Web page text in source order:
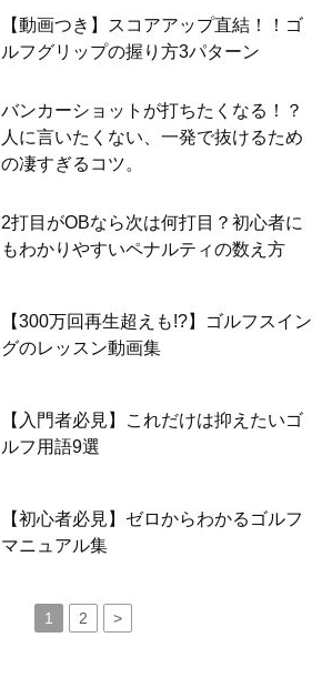
【動画つき】スコアアップ直結！！ゴ
ルフグリップの握り方3パターン
バンカーショットが打ちたくなる！？
人に言いたくない、一発で抜けるため
の凄すぎるコツ。
2打目がOBなら次は何打目？初心者に
もわかりやすいペナルティの数え方
【300万回再生超えも!?】ゴルフスイン
グのレッスン動画集
【入門者必見】これだけは抑えたいゴ
ルフ用語9選
【初心者必見】ゼロからわかるゴルフ
マニュアル集
1 2 >